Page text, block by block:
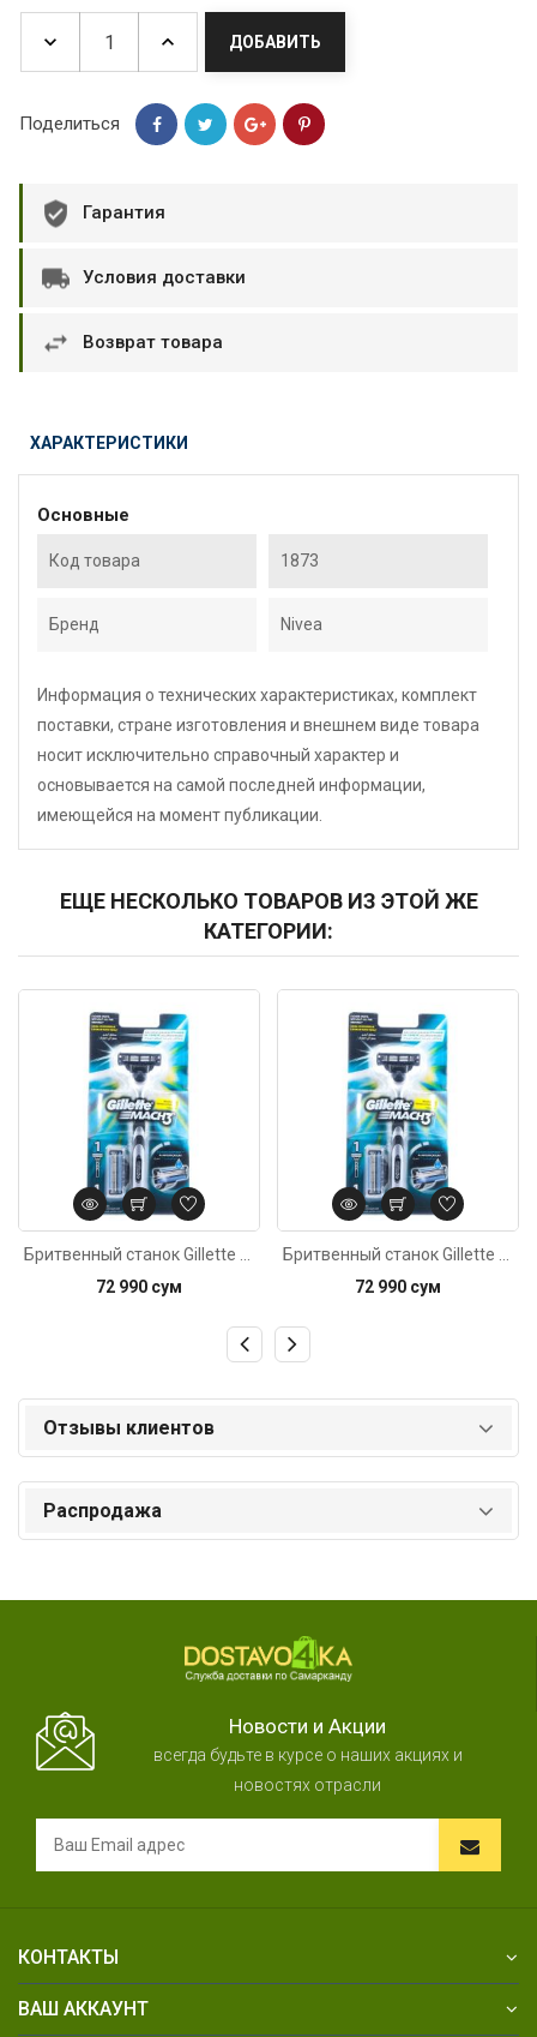
ДОБАВИТЬ
Поделиться
Гарантия
Условия доставки
Возврат товара
ХАРАКТЕРИСТИКИ
Основные
Код товара 1873
Бренд Nivea
Информация о технических характеристиках, комплект
поставки, стране изготовления и внешнем виде товара
носит исключительно справочный характер и
основывается на самой последней информации,
имеющейся на момент публикации.
ЕЩЕ НЕСКОЛЬКО ТОВАРОВ ИЗ ЭТОЙ ЖЕ
КАТЕГОРИИ:
72 990 сум
Код: 4814
72 990 сум
Код: 1481
Отзывы клиентов
Распродажа
Новости и Акции
всегда будьте в курсе о наших акциях и
новостях отрасли
КОНТАКТЫ
ВАШ АККАУНТ